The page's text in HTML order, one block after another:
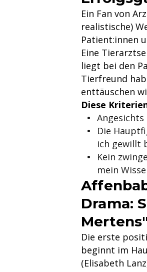
Ein Fan von
realistische)
Patient:innen
Eine
liegt bei den
Tierfreund
enttäuschen
Diese
Die
ich gewillt
Kein
mein
Drama:
Die erste
beginnt im
(Elisabeth